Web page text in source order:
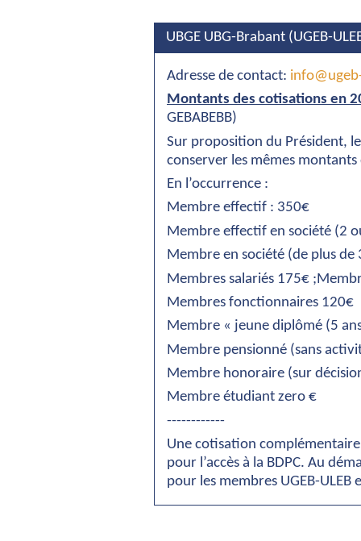
UBGE UBG-Brabant (UGEB-
Adresse de contact:
Montants des cotisations en
GEBABEBB)
Sur proposition du Président,
conserver les mêmes
En l’occurrence :
Membre effectif : 350€
Membre effectif en société (2
Membre en société (de plus
Membres salariés 175€
Membres fonctionnaires 120€
Membre « jeune diplômé (5
Membre pensionné (sans
Membre honoraire (sur
Membre étudiant zero €
------------
Une cotisation
pour l’accès à la BDPC. Au
pour les membres UGEB-